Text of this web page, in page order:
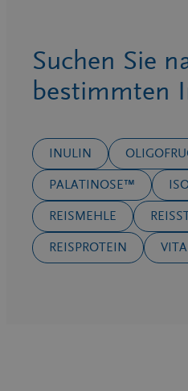
Suchen Sie
bestimmten
INULIN
PALATINOSE™
REISMEHLE
REISPROTEIN